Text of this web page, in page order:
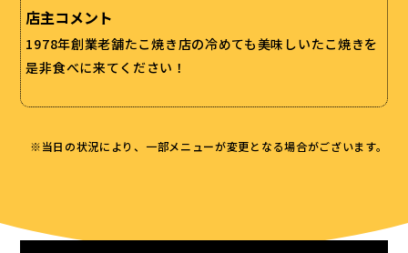
店主コメント
1978年創業老舗たこ焼き店の冷めても美味しいたこ焼きを
是非食べに来てください！
※当日の状況により、一部メニューが変更となる場合がございます。